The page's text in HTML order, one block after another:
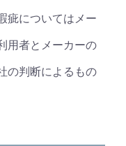
疵についてはメー
用者とメーカーの
の判断によるもの